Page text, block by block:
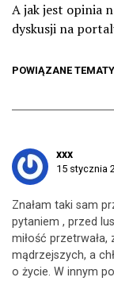
A jak jest opinia
dyskusji na
POWIĄZANE
xxx
15 stycznia
Znałam taki sam
pytaniem , przed
miłość
mądrzejszych, a
o życie. W innym